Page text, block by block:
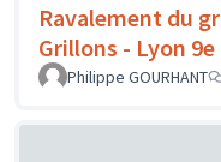
Ravalement du
Grillons - Lyon 9e
Philippe GOURHANT